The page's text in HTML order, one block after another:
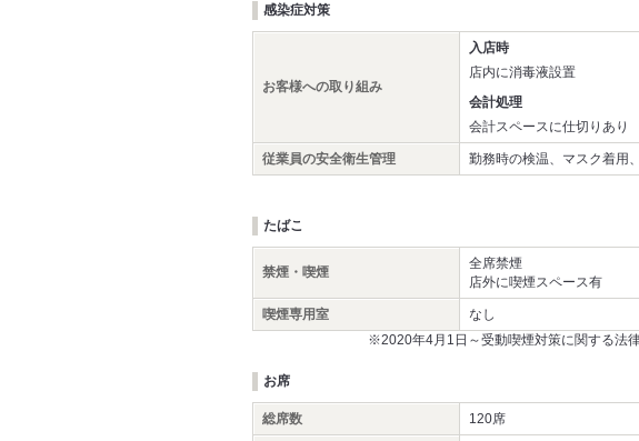
感染症対策
お客様への取り組み
入店時
店内に消毒液設置
会計処理
会計スペースに仕切りあり
従業員の安全衛生管理
勤務時の検温、マスク着用
たばこ
禁煙・喫煙
全席禁煙
店外に喫煙スペース有
喫煙専用室
なし
※2020年4月1日～受動喫煙対策に関する法
お席
総席数 120席